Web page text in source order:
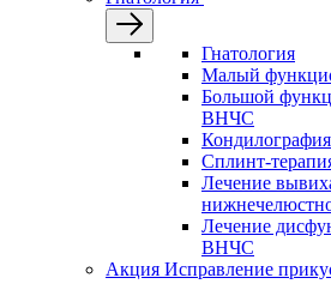
Гнатология
Малый
Большой
ВНЧС
Кондилография
Сплинт-
Лечение
Лечение
ВНЧС
Акция Исправление